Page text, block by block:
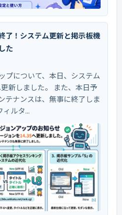
了！システム更新と掲示板機
た
プについて、本日、システム
新しました。 また、本日予
テナンスは、無事に終了しま
ィルタ...